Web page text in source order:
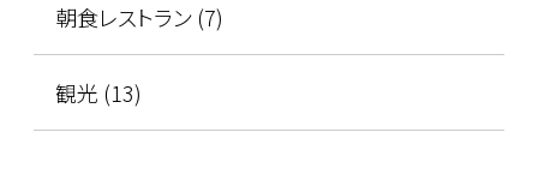
朝食レストラン (7)
観光 (13)